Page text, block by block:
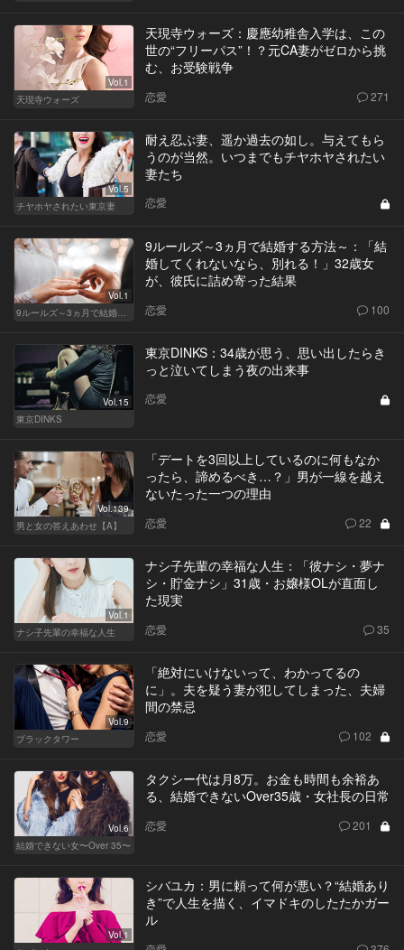
Vol.1
天現寺ウォーズ
天現寺ウォーズ：慶應幼稚舎入学は、この
世の“フリーパス”！？元CA妻がゼロから挑
む、お受験戦争
恋愛 271
Vol.5
チヤホヤされたい東京妻
耐え忍ぶ妻、遥か過去の如し。与えてもら
うのが当然。いつまでもチヤホヤされたい
妻たち
恋愛
Vol.1
9ルールズ～3ヵ月で結婚する方法～
9ルールズ～3ヵ月で結婚する方法～：「結
婚してくれないなら、別れる！」32歳女
が、彼氏に詰め寄った結果
恋愛 100
Vol.15
東京DINKS
東京DINKS：34歳が思う、思い出したらき
っと泣いてしまう夜の出来事
恋愛
Vol.139
男と女の答えあわせ【A】
「デートを3回以上しているのに何もなか
ったら、諦めるべき…？」男が一線を越え
ないたった一つの理由
恋愛 22
Vol.1
ナシ子先輩の幸福な人生
ナシ子先輩の幸福な人生：「彼ナシ・夢ナ
シ・貯金ナシ」31歳・お嬢様OLが直面し
た現実
恋愛 35
Vol.9
ブラックタワー
「絶対にいけないって、わかってるの
に」。夫を疑う妻が犯してしまった、夫婦
間の禁忌
恋愛 102
Vol.6
結婚できない女〜Over 35〜
タクシー代は月8万。お金も時間も余裕あ
る、結婚できないOver35歳・女社長の日常
恋愛 201
Vol.1
シバユカ：男に頼って何が悪い？“結婚あり
き”で人生を描く、イマドキのしたたかガー
ル